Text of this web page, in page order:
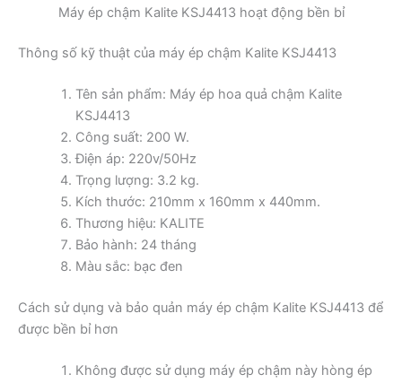
Máy ép chậm Kalite KSJ4413 hoạt động bền bỉ
Thông số kỹ thuật của máy ép chậm Kalite KSJ4413
Tên sản phẩm: Máy ép hoa quả chậm Kalite
KSJ4413
Công suất: 200 W.
Điện áp: 220v/50Hz
Trọng lượng: 3.2 kg.
Kích thước: 210mm x 160mm x 440mm.
Thương hiệu: KALITE
Bảo hành: 24 tháng
Màu sắc: bạc đen
Cách sử dụng và bảo quản máy ép chậm Kalite KSJ4413 để
được bền bỉ hơn
Không được sử dụng máy ép chậm này hòng ép